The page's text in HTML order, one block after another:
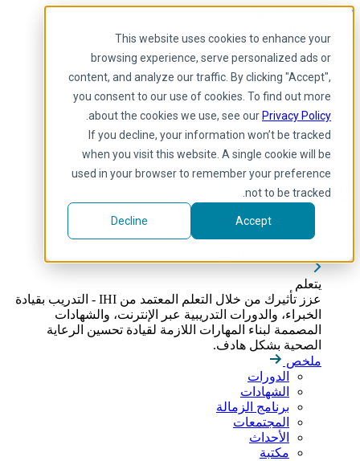
This website uses cookies to enhance your
browsing experience, serve personalized ads or
content, and analyze our traffic. By clicking "Accept",
you consent to our use of cookies. To find out more
about the cookies we use, see our Privacy Policy
If you decline, your information won’t be tracked
when you visit this website. A single cookie will be
used in your browser to remember your preference
not to be tracked.
Accept
Decline
Skip to main content
Arabic
Arabic
إنجليزي
فرنسية
Portuguese
Spanish
يتعلم
عزز تأثيرك من خلال التعلم المعتمد من IHI - التدريب بقيادة
الخبراء، والدورات التدريبية عبر الإنترنت، والشهادات
المصممة لبناء المهارات اللازمة لقيادة تحسين الرعاية
الصحية بشكل هادف.
ملخص
الدورات
الشهادات
برنامج الزمالة
المجتمعات
الأحداث
مكتبة